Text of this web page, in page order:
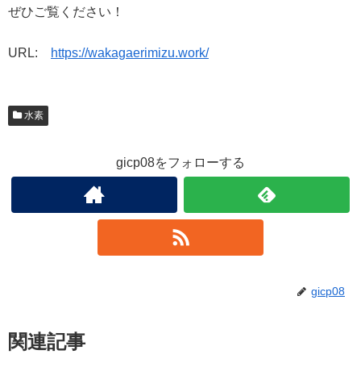
ぜひご覧ください！
URL: https://wakagaerimizu.work/
水素
gicp08をフォローする
gicp08
関連記事